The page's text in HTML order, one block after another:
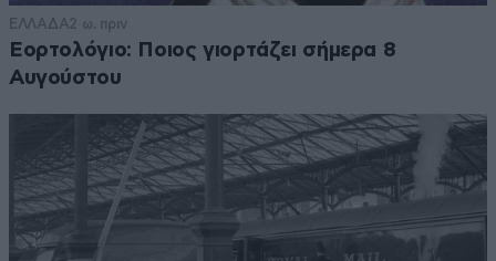
ΕΛΛΑΔΑ2 ω. πριν
Εορτολόγιο: Ποιος γιορτάζει σήμερα 8
Αυγούστου